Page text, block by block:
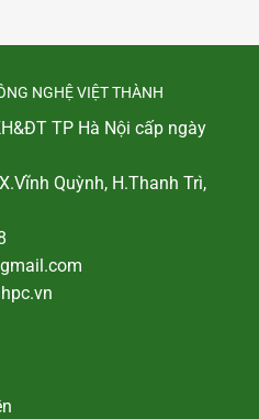
NGHỆ VIỆT THÀNH
TP Hà Nội cấp ngày
Quỳnh, H.Thanh Trì,